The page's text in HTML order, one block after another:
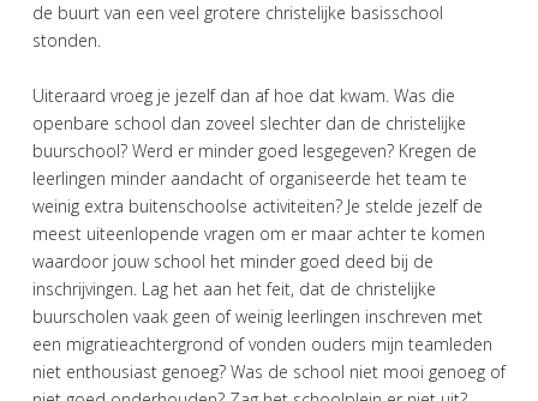
de buurt van een veel grotere christelijke basisschool
stonden.
Uiteraard vroeg je jezelf dan af hoe dat kwam. Was die
openbare school dan zoveel slechter dan de christelijke
buurschool? Werd er minder goed lesgegeven? Kregen de
leerlingen minder aandacht of organiseerde het team te
weinig extra buitenschoolse activiteiten? Je stelde jezelf de
meest uiteenlopende vragen om er maar achter te komen
waardoor jouw school het minder goed deed bij de
inschrijvingen. Lag het aan het feit, dat de christelijke
buurscholen vaak geen of weinig leerlingen inschreven met
een migratieachtergrond of vonden ouders mijn teamleden
niet enthousiast genoeg? Was de school niet mooi genoeg of